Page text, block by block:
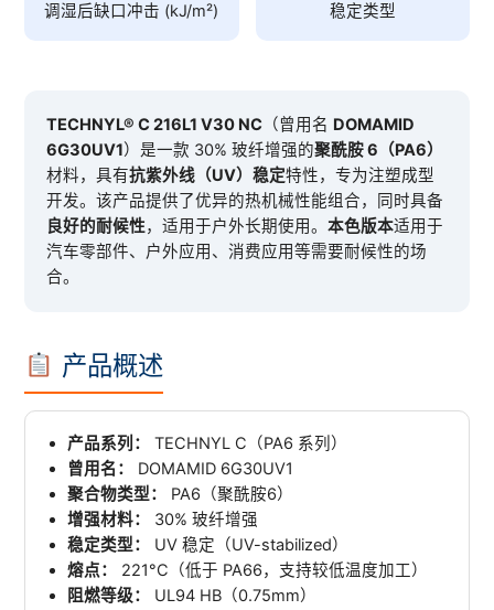
调湿后缺口冲击 (kJ/m²) 稳定类型
TECHNYL® C 216L1 V30 NC （曾用名 DOMAMID
6G30UV1）是一款 30% 玻纤增强的聚酰胺 6（PA6）
材料，具有抗紫外线（UV）稳定特性，专为注塑成型
开发。该产品提供了优异的热机械性能组合，同时具备
良好的耐候性，适用于户外长期使用。本色版本适用于
汽车零部件、户外应用、消费应用等需要耐候性的场
合。
产品概述
产品系列：
TECHNYL C（PA6 系列）
曾用名：
DOMAMID 6G30UV1
聚合物类型：
PA6（聚酰胺6）
增强材料：
30% 玻纤增强
稳定类型：
UV 稳定（UV-stabilized）
熔点：
221°C（低于 PA66，支持较低温度加工）
阻燃等级：
UL94 HB（0.75mm）